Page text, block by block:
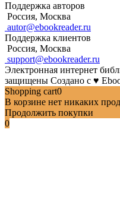
Поддержка авторов
Россия, Москва
autor@ebookreader.ru
Поддержка клиентов
Россия, Москва
support@ebookreader.ru
Электронная интернет
защищены Создано с ♥
Shopping cart0
В корзине нет никаких
Продолжить покупки
0